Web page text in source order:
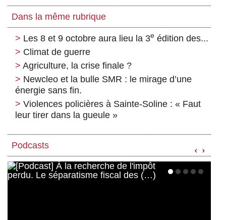
Dans la même rubrique
Les 8 et 9 octobre aura lieu la 3e édition des...
Climat de guerre
Agriculture, la crise finale ?
Newcleo et la bulle SMR : le mirage d’une
énergie sans fin.
Violences policières à Sainte-Soline : « Faut
leur tirer dans la gueule »
Podcasts ‹ ›